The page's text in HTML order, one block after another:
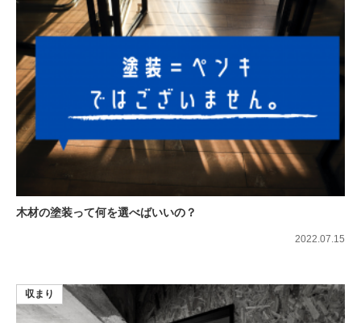
木材の塗装って何を選べばいいの？
2022.07.15
収まり